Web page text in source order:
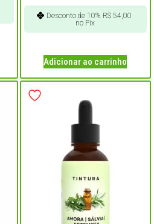
Desconto de 10% R$54,00
no Pix
Adicionar ao carrinho